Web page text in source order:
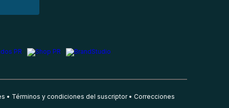
Términos y condiciones del suscriptor Correcciones